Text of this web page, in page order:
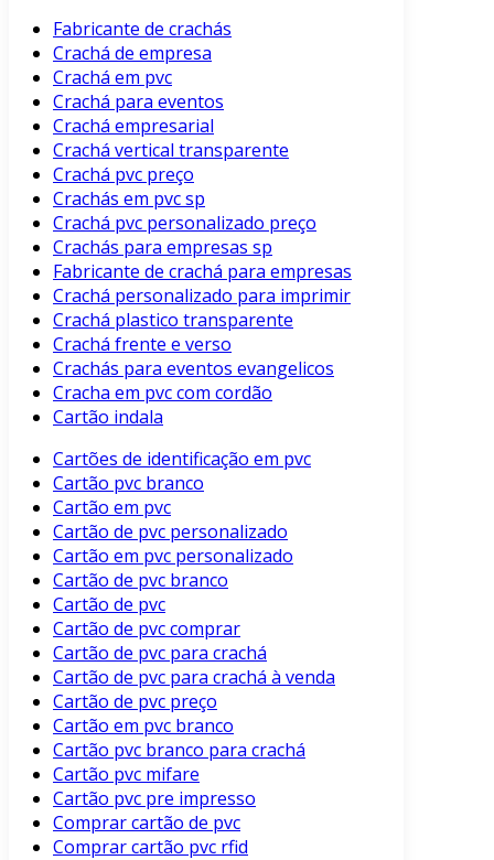
Fabricante de crachás
Crachá de empresa
Crachá em pvc
Crachá para eventos
Crachá empresarial
Crachá vertical transparente
Crachá pvc preço
Crachás em pvc sp
Crachá pvc personalizado preço
Crachás para empresas sp
Fabricante de crachá para empresas
Crachá personalizado para imprimir
Crachá plastico transparente
Crachá frente e verso
Crachás para eventos evangelicos
Cracha em pvc com cordão
Cartão indala
Cartões de identificação em pvc
Cartão pvc branco
Cartão em pvc
Cartão de pvc personalizado
Cartão em pvc personalizado
Cartão de pvc branco
Cartão de pvc
Cartão de pvc comprar
Cartão de pvc para crachá
Cartão de pvc para crachá à venda
Cartão de pvc preço
Cartão em pvc branco
Cartão pvc branco para crachá
Cartão pvc mifare
Cartão pvc pre impresso
Comprar cartão de pvc
Comprar cartão pvc rfid